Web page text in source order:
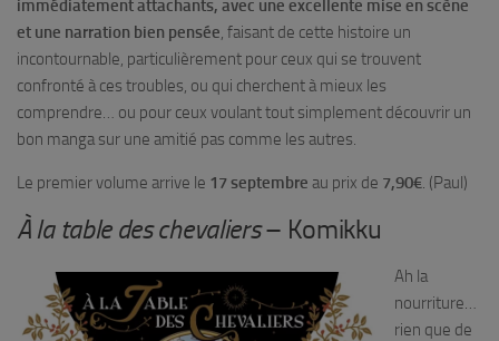
immédiatement attachants, avec une excellente mise en scène
et une narration bien pensée, faisant de cette histoire un
incontournable, particulièrement pour ceux qui se trouvent
confronté à ces troubles, ou qui cherchent à mieux les
comprendre… ou pour ceux voulant tout simplement découvrir un
bon manga sur une amitié pas comme les autres.
Le premier volume arrive le 17 septembre au prix de 7,90€. (Paul)
À la table des chevaliers– Komikku
Ah la
nourriture…
rien que de